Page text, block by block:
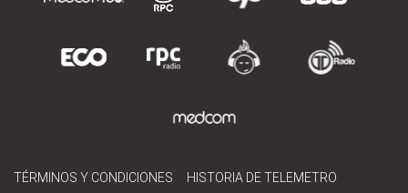
TÉRMINOS Y CONDICIONES
HISTORIA DE TELEMETRO